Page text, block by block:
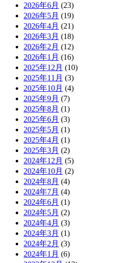
2026年6月 (23)
2026年5月 (19)
2026年4月 (21)
2026年3月 (18)
2026年2月 (12)
2026年1月 (16)
2025年12月 (10)
2025年11月 (3)
2025年10月 (4)
2025年9月 (7)
2025年8月 (1)
2025年6月 (3)
2025年5月 (1)
2025年4月 (1)
2025年3月 (2)
2024年12月 (5)
2024年10月 (2)
2024年8月 (4)
2024年7月 (4)
2024年6月 (1)
2024年5月 (2)
2024年4月 (3)
2024年3月 (1)
2024年2月 (3)
2024年1月 (6)